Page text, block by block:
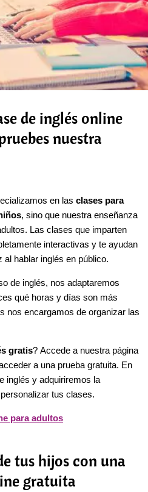
de inglés online
nuestra
en las clases para
, sino que nuestra enseñanza
Las clases que imparten
interactivas y te ayudan
hablar inglés en público.
de inglés, nos adaptaremos
qué horas y días son más
nos encargamos de organizar las
gratis? Accede a nuestra página
a una prueba gratuita. En
inglés y adquiriremos la
tus clases.
para adultos
tus hijos con una
gratuita